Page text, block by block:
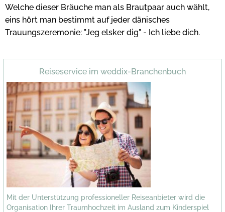
Welche dieser Bräuche man als Brautpaar auch wählt,
eins hört man bestimmt auf jeder dänisches
Trauungszeremonie: "Jeg elsker dig" - Ich liebe dich.
Reiseservice im weddix-Branchenbuch
Mit der Unterstützung professioneller Reiseanbieter wird die
Organisation Ihrer Traumhochzeit im Ausland zum Kinderspiel